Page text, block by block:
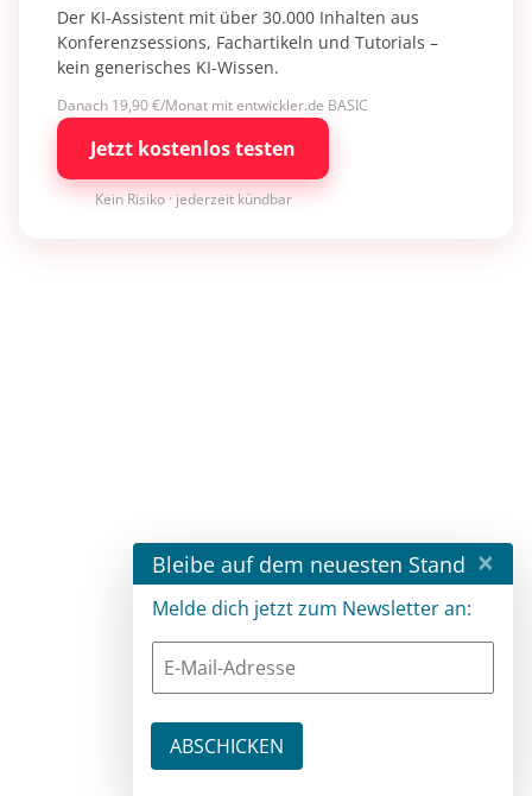
Der KI-Assistent mit über 30.000 Inhalten aus
Konferenzsessions, Fachartikeln und Tutorials –
kein generisches KI-Wissen.
Danach 19,90 €/Monat mit entwickler.de BASIC
Jetzt kostenlos testen
Kein Risiko · jederzeit kündbar
Bleibe auf dem neuesten Stand ×
Melde dich jetzt zum Newsletter an: